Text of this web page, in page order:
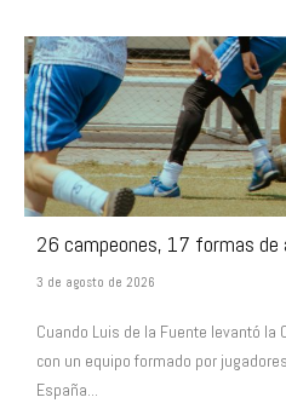
26 campeones, 17 formas de
3 de agosto de 2026
Cuando Luis de la Fuente levantó la
con un equipo formado por
España...